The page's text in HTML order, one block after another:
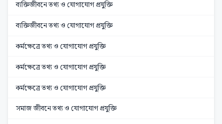
ব্যক্তিজীবনে তথ্য ও যোগাযোগ প্রযুক্তি
ব্যক্তিজীবনে তথ্য ও যোগাযোগ প্রযুক্তি
কর্মক্ষেত্রে তথ্য ও যোগাযোগ প্রযুক্তি
কর্মক্ষেত্রে তথ্য ও যোগাযোগ প্রযুক্তি
কর্মক্ষেত্রে তথ্য ও যোগাযোগ প্রযুক্তি
সমাজ জীবনে তথ্য ও যোগাযোগ প্রযুক্তি